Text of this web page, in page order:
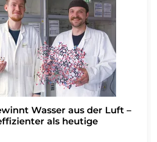
mit Wirkung für die Zukunft
ist in jeder E-Mail ein Link zur
Newsletters
Wasser aus der Luft –
als heutige